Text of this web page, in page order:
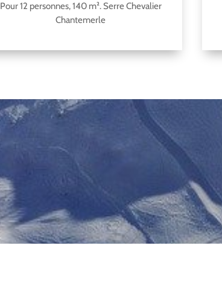
Pour 12 personnes, 140 m². Serre Chevalier
Chantemerle